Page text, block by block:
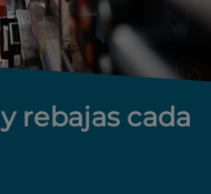
rebajas cada